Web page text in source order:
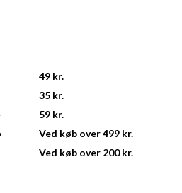
49 kr.
35 kr.
59 kr.
Ved køb over 499 kr.
Ved køb over 200 kr.